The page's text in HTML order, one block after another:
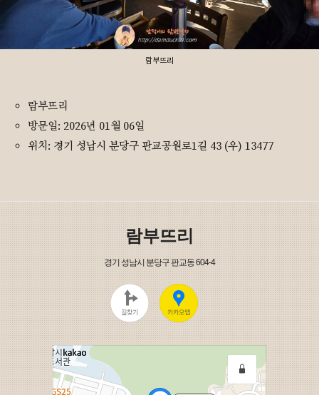
람부뜨리
람부뜨리
방문일: 2026년 01월 06일
위치: 경기 성남시 분당구 판교공원로1길 43 (우) 13477